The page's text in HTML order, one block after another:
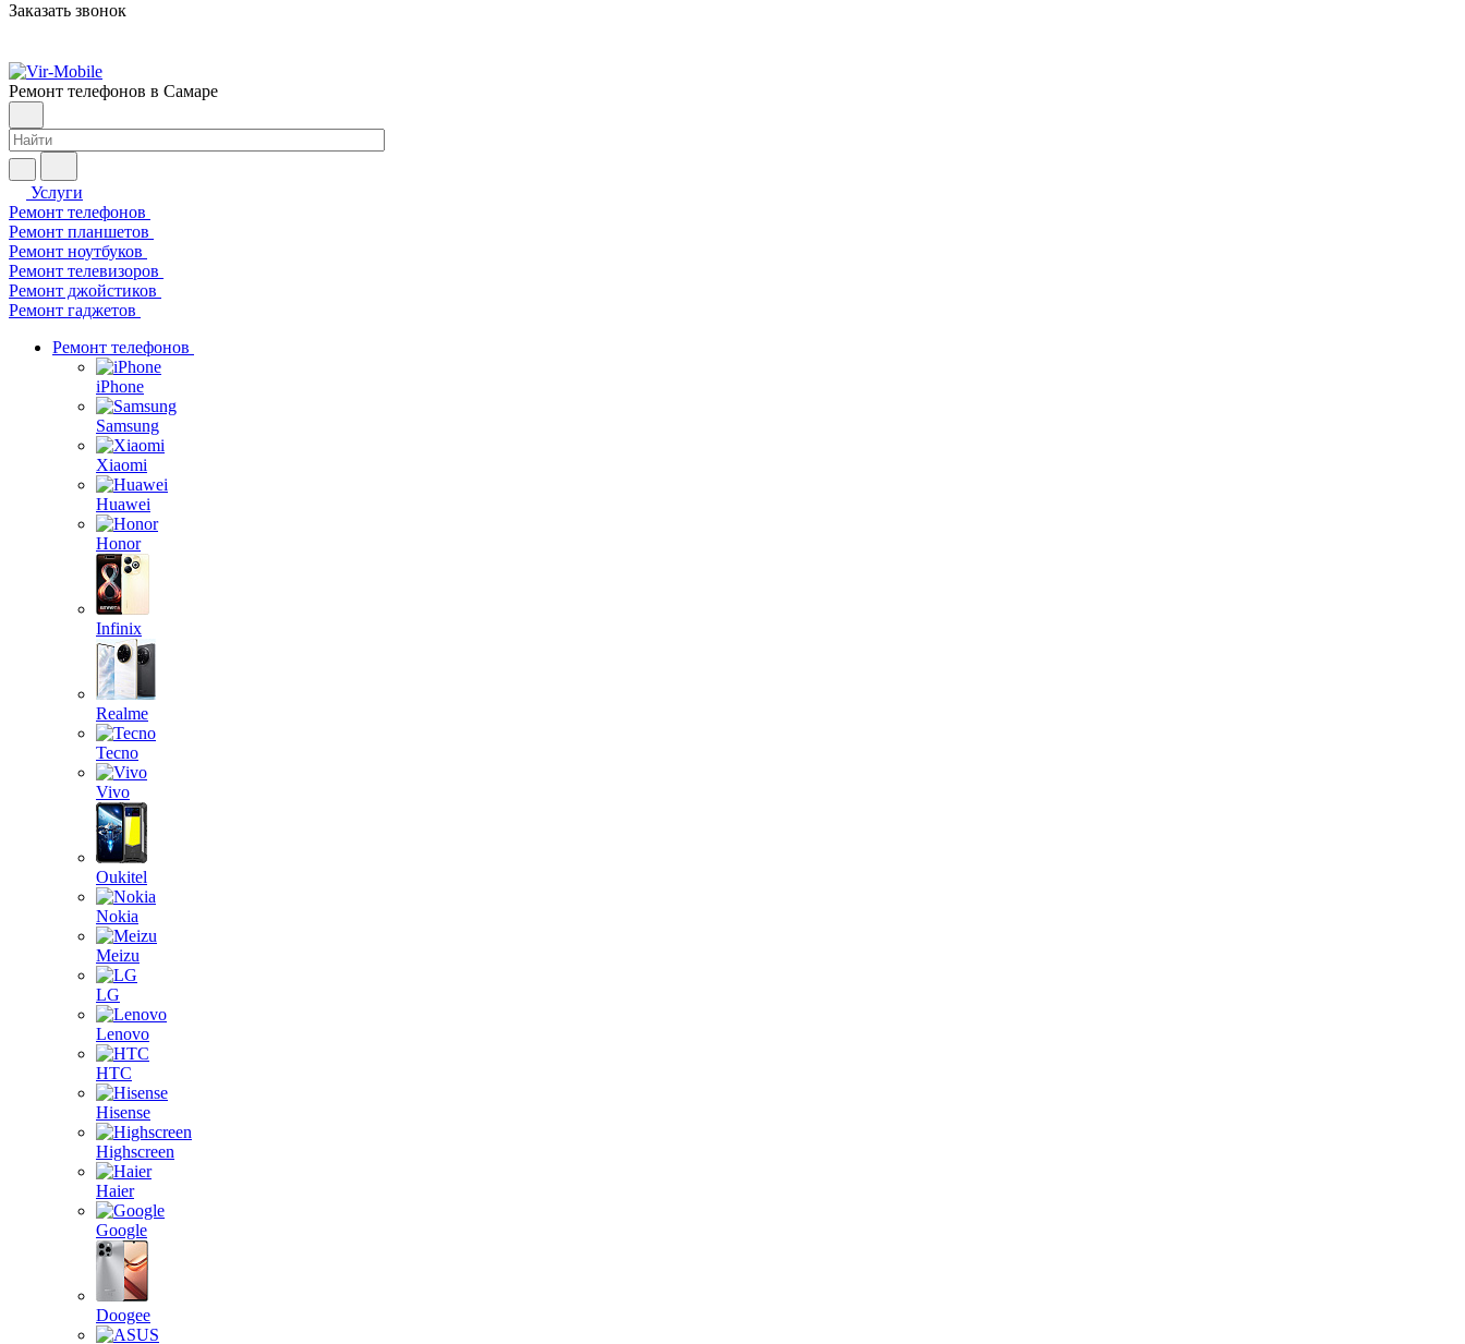
Заказать звонок
Ремонт телефонов в Самаре
Услуги
Ремонт телефонов
Ремонт планшетов
Ремонт ноутбуков
Ремонт телевизоров
Ремонт джойстиков
Ремонт гаджетов
Ремонт телефонов
iPhone
Samsung
Xiaomi
Huawei
Honor
Infinix
Realme
Tecno
Vivo
Oukitel
Nokia
Meizu
LG
Lenovo
HTC
Hisense
Highscreen
Haier
Google
Doogee